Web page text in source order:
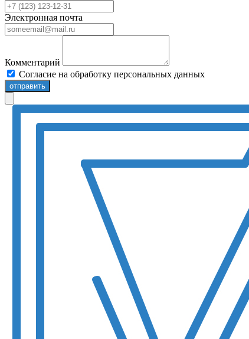
Электронная почта
Комментарий
Согласие на обработку персональных данных
отправить